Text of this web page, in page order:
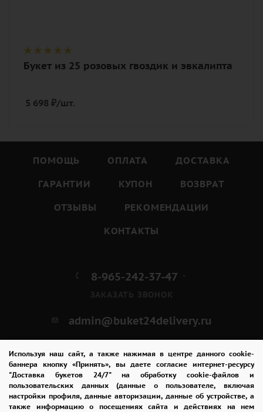
Используя наш сайт, а также нажимая в центре данного cookie-
баннера кнопку «Принять», вы даете согласие интернет-ресурсу
"Доставка букетов 24/7" на обработку cookie-файлов и
пользовательских данных (данные о пользователе, включая
настройки профиля, данные авторизации, данные об устройстве, а
также информацию о посещениях сайта и действиях на нем
Букет из 25 розовых гвоздик и эвкалипта
5 698 ₽/шт.
ПОМОЩЬ ОПЛАТА
ДОСТАВКА
ГАРАНТИИ
КУПОН
ВОЗВРАТ
ОТЗЫВЫ
РЕКОМЕНДАЦИИ
КОНТАКТЫ
8-965-242-37-47
admin@buket24delivery.ru